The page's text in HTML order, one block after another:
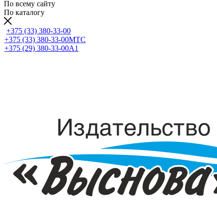
По всему сайту
По каталогу
+375 (33) 380-33-00
+375 (33) 380-33-00МТС
+375 (29) 380-33-00А1